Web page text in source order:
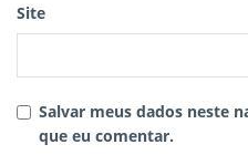
Site
Salvar meus dados neste
que eu comentar.